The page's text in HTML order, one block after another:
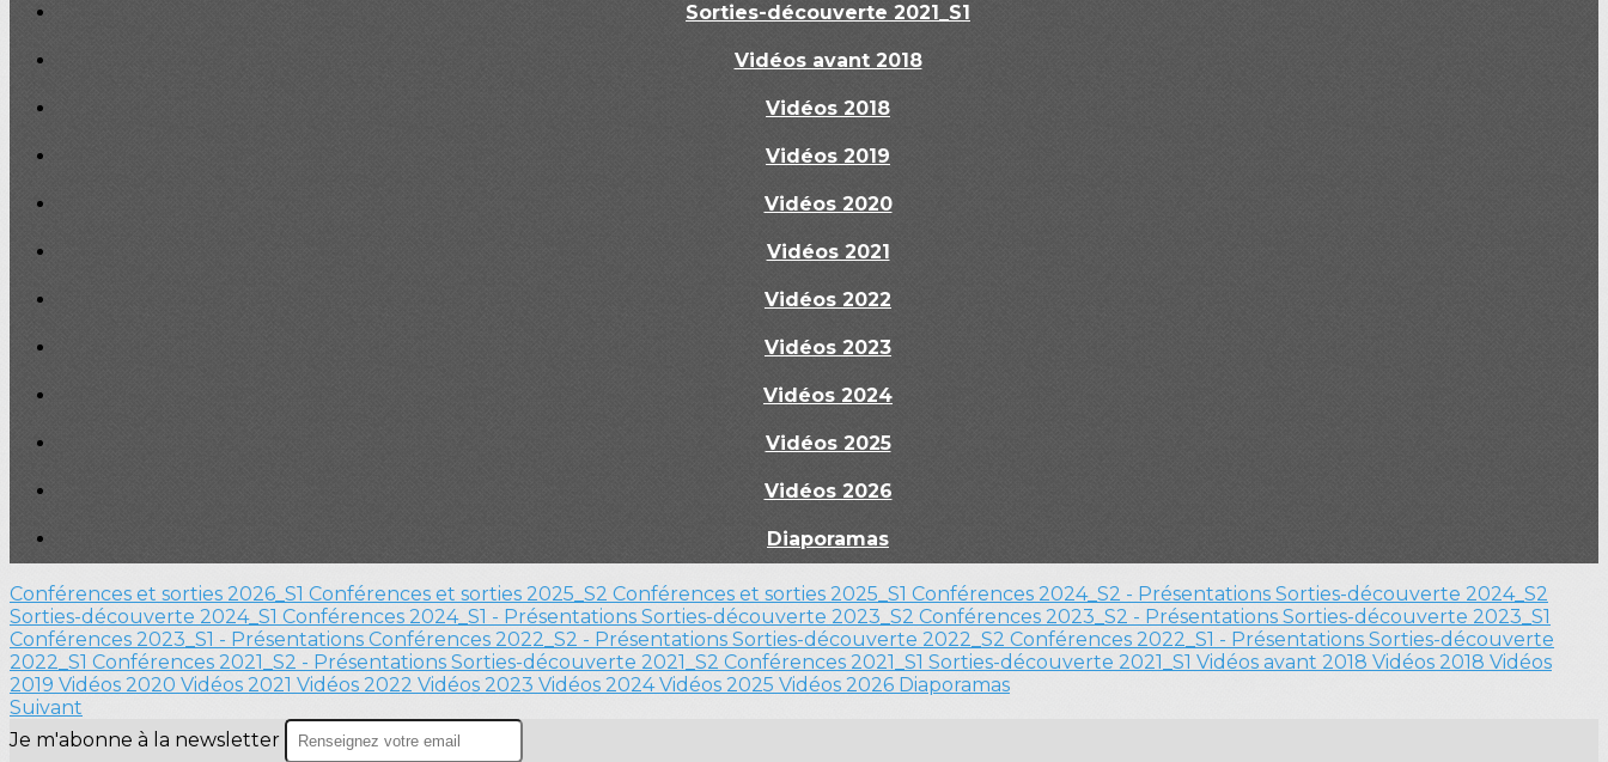
Sorties-découverte 2021_S1
Vidéos avant 2018
Vidéos 2018
Vidéos 2019
Vidéos 2020
Vidéos 2021
Vidéos 2022
Vidéos 2023
Vidéos 2024
Vidéos 2025
Vidéos 2026
Diaporamas
Conférences et sorties 2026_S1 Conférences et sorties 2025_S2 Conférences et sorties 2025_S1 Conférences 2024_S2 - Présentations Sorties-découverte 2024_S2
Sorties-découverte 2024_S1 Conférences 2024_S1 - Présentations Sorties-découverte 2023_S2 Conférences 2023_S2 - Présentations Sorties-découverte 2023_S1
Conférences 2023_S1 - Présentations Conférences 2022_S2 - Présentations Sorties-découverte 2022_S2 Conférences 2022_S1 - Présentations Sorties-découverte
2022_S1 Conférences 2021_S2 - Présentations Sorties-découverte 2021_S2 Conférences 2021_S1 Sorties-découverte 2021_S1 Vidéos avant 2018 Vidéos 2018 Vidéos
2019 Vidéos 2020 Vidéos 2021 Vidéos 2022 Vidéos 2023 Vidéos 2024Vidéos 2025 Vidéos 2026 Diaporamas
Suivant
Je m'abonne à la newsletter